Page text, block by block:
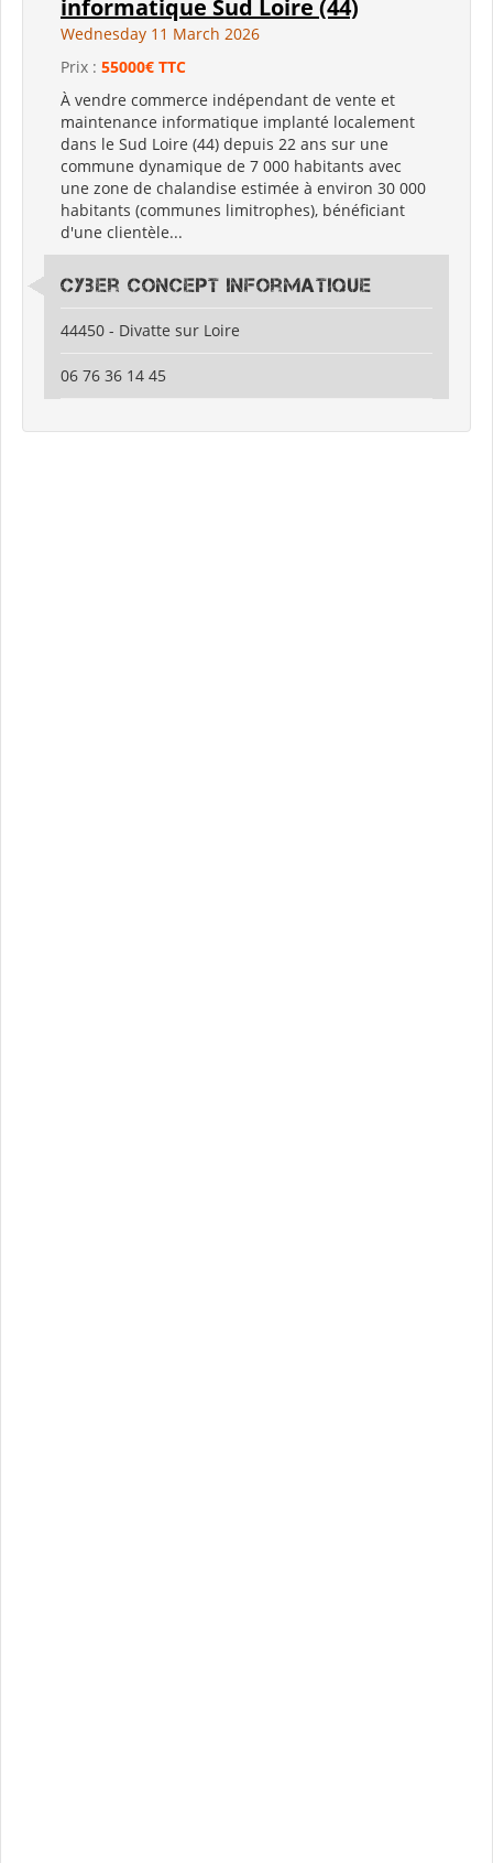
informatique Sud Loire (44)
Wednesday 11 March 2026
Prix : 55000€ TTC
À vendre commerce indépendant de vente et
maintenance informatique implanté localement
dans le Sud Loire (44) depuis 22 ans sur une
commune dynamique de 7 000 habitants avec
une zone de chalandise estimée à environ 30 000
habitants (communes limitrophes), bénéficiant
d'une clientèle...
Cyber Concept Informatique
44450 - Divatte sur Loire
06 76 36 14 45